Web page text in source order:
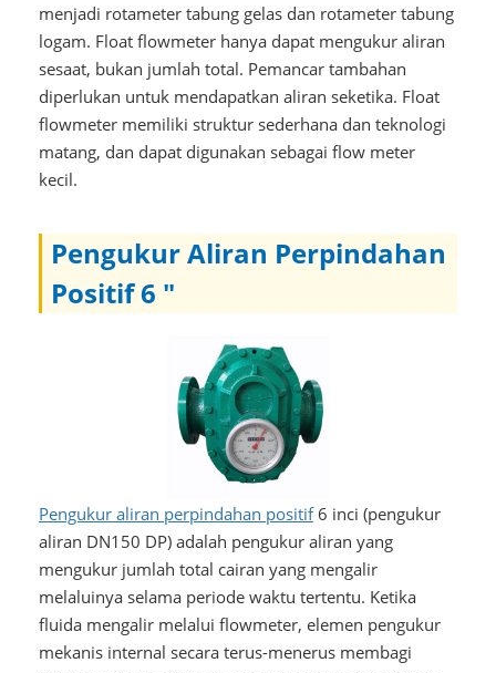
menjadi rotameter tabung gelas dan rotameter tabung
logam. Float flowmeter hanya dapat mengukur aliran
sesaat, bukan jumlah total. Pemancar tambahan
diperlukan untuk mendapatkan aliran seketika. Float
flowmeter memiliki struktur sederhana dan teknologi
matang, dan dapat digunakan sebagai flow meter
kecil.
Pengukur Aliran Perpindahan
Positif 6 "
Pengukur aliran perpindahan positif6 inci (pengukur
aliran DN150 DP) adalah pengukur aliran yang
mengukur jumlah total cairan yang mengalir
melaluinya selama periode waktu tertentu. Ketika
fluida mengalir melalui flowmeter, elemen pengukur
mekanis internal secara terus-menerus membagi